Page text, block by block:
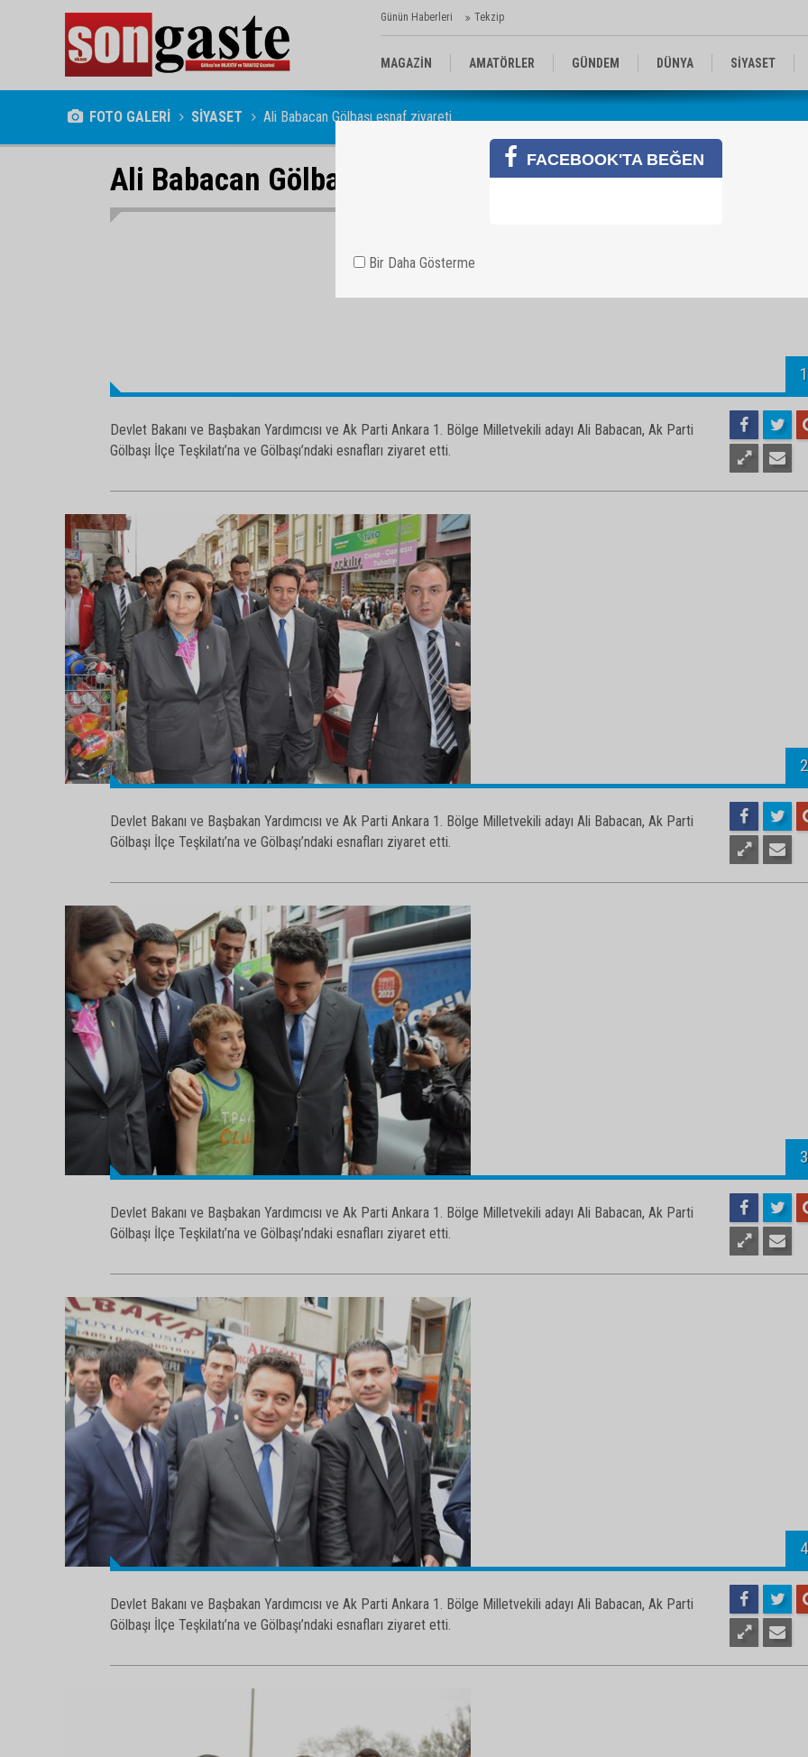
Günün Haberleri Tekzip
MAGAZİN AMATÖRLER GÜNDEM DÜNYA SİYASET
EN KOMİKLER
FOTO GALERİ SİYASET Ali Babacan Gölbaşı esnaf ziyareti
Ali Babacan Gölbaşı esnaf ziyareti
Devlet Bakanı ve Başbakan Yardımcısı ve Ak Parti Ankara 1. Bölge Milletvekili adayı Ali Babacan, Ak Parti
Gölbaşı İlçe Teşkilatı’na ve Gölbaşı’ndaki esnafları ziyaret etti.
Devlet Bakanı ve Başbakan Yardımcısı ve Ak Parti Ankara 1. Bölge Milletvekili adayı Ali Babacan, Ak Parti
Gölbaşı İlçe Teşkilatı’na ve Gölbaşı’ndaki esnafları ziyaret etti.
Devlet Bakanı ve Başbakan Yardımcısı ve Ak Parti Ankara 1. Bölge Milletvekili adayı Ali Babacan, Ak Parti
Gölbaşı İlçe Teşkilatı’na ve Gölbaşı’ndaki esnafları ziyaret etti.
Devlet Bakanı ve Başbakan Yardımcısı ve Ak Parti Ankara 1. Bölge Milletvekili adayı Ali Babacan, Ak Parti
FACEBOOK'TA BEĞEN
Bir Daha Gösterme